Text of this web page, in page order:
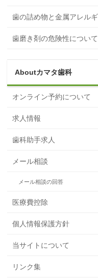
歯の詰め物と金属アレル
歯磨き剤の危険性について
Aboutカマタ歯科
オンライン予約について
求人情報
歯科助手求人
メール相談
メール相談の回答
医療費控除
個人情報保護方針
当サイトについて
リンク集